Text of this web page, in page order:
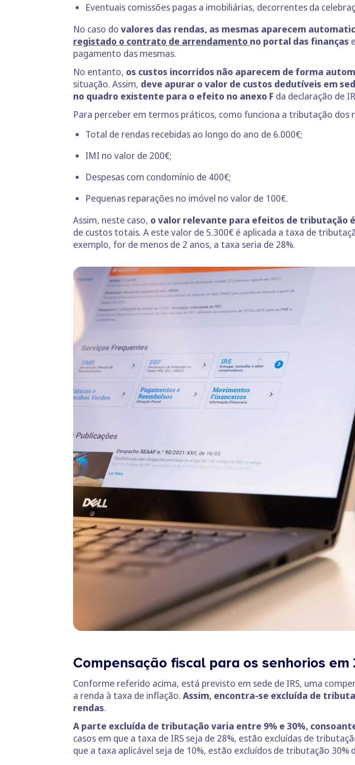
Eventuais comissões pagas a imobiliárias, decorrentes da
No caso do valores das rendas, as mesmas aparecem
registado o contrato de arrendamento no portal das finanças
pagamento das mesmas.
No entanto, os custos incorridos não aparecem de forma
situação. Assim, deve apurar o valor de custos dedutíveis em
no quadro existente para o efeito no anexo F da declaração de
Para perceber em termos práticos, como funciona a tributação dos
Total de rendas recebidas ao longo do ano de 6.000€;
IMI no valor de 200€;
Despesas com condomínio de 400€;
Pequenas reparações no imóvel no valor de 100€.
Assim, neste caso, o valor relevante para efeitos de tributação é
de custos totais. A este valor de 5.300€ é aplicada a taxa de
exemplo, for de menos de 2 anos, a taxa seria de 28%.
Compensação fiscal para os senhorios em
Conforme referido acima, está previsto em sede de IRS, uma
a renda à taxa de inflação. Assim, encontra-se excluída de
rendas.
A parte excluída de tributação varia entre 9% e 30%,
casos em que a taxa de IRS seja de 28%, estão excluídas de
que a taxa aplicável seja de 10%, estão excluídos de tributação 30%